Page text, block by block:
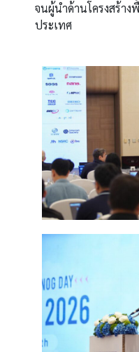
จนผู้นำด้านโครงสร้าง
ประเทศ